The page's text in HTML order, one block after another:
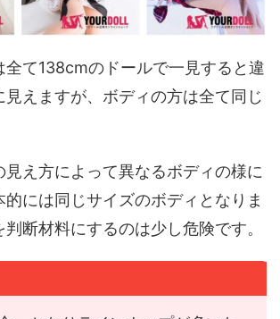
全て138cmのドールで一見すると違
見えますが、ボディの方は全て同じ
見え方によって異なるボディの様に
的には同じサイズのボディとなりま
断材料にするのは少し危険です。